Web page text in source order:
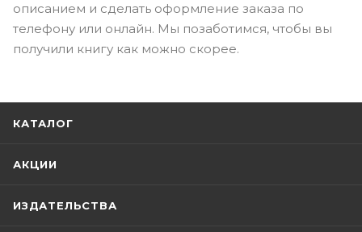
описанием и сделать оформление заказа по
телефону или онлайн. Мы позаботимся, чтобы вы
получили книгу как можно скорее.
КАТАЛОГ
АКЦИИ
ИЗДАТЕЛЬСТВА